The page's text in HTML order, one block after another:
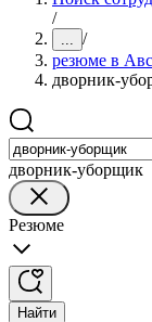
/
... /
резюме в
дворник-
дворник-уборщик
Резюме
Найти